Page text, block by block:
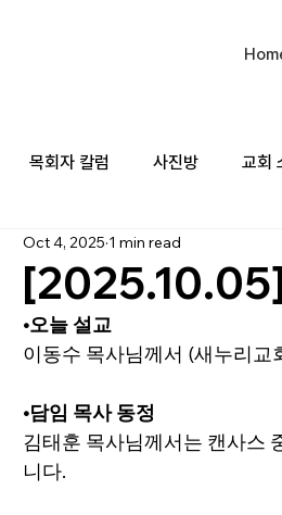
목회자 칼럼 사진방 교회
Oct 4, 2025 1 min read
•오늘 설교
이동수 목사님께서 (새누리교
•담임 목사 동정
김태훈 목사님께서는 캔사스
니다.